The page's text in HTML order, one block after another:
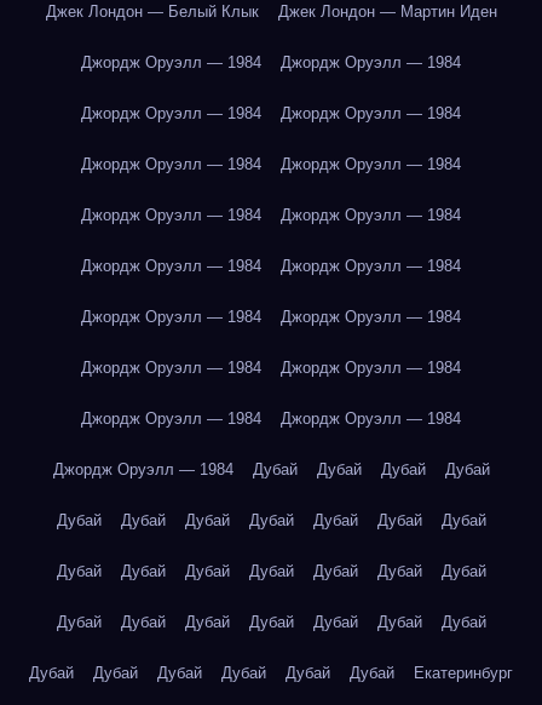
Джек Лондон — Белый Клык Джек Лондон — Мартин Иден
Джордж Оруэлл — 1984 Джордж Оруэлл — 1984
Джордж Оруэлл — 1984 Джордж Оруэлл — 1984
Джордж Оруэлл — 1984 Джордж Оруэлл — 1984
Джордж Оруэлл — 1984 Джордж Оруэлл — 1984
Джордж Оруэлл — 1984 Джордж Оруэлл — 1984
Джордж Оруэлл — 1984 Джордж Оруэлл — 1984
Джордж Оруэлл — 1984 Джордж Оруэлл — 1984
Джордж Оруэлл — 1984 Джордж Оруэлл — 1984
Джордж Оруэлл — 1984 Дубай Дубай Дубай Дубай
Дубай Дубай Дубай Дубай Дубай Дубай Дубай
Дубай Дубай Дубай Дубай Дубай Дубай Дубай
Дубай Дубай Дубай Дубай Дубай Дубай Дубай
Дубай Дубай Дубай Дубай Дубай Дубай Екатеринбург